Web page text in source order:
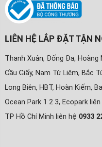
LIÊN HỆ LẮP ĐẶT TẬN
Thanh Xuân, Đống Đa, Hoàng
Cầu Giấy, Nam Từ Liêm, Bắc
Long Biên, HBT, Hoàn Kiếm,
Ocean Park 1 2 3, Ecopark
TP Hồ Chí Minh liên hệ 0933